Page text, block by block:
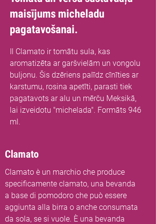
maisījums micheladu
pagatavošanai.
Il Clamato ir tomātu sula, kas
aromatizēta ar garšvielām un vongolu
buljonu. Šis dzēriens palīdz cīnīties ar
karstumu, rosina apetīti, parasti tiek
pagatavots ar alu un mērču Meksikā,
lai izveidotu "michelada". Formāts 946
ml.
Clamato
Clamato è un marchio che produce
specificamente clamato, una bevanda
a base di pomodoro che può essere
aggiunta alla birra o anche consumata
da sola, se si vuole. È una bevanda